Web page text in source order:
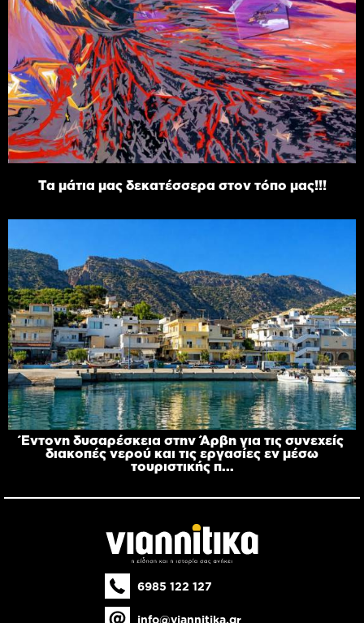
Τα μάτια μας δεκατέσσερα στον τόπο μας!!!
Έντονη δυσαρέσκεια στην Άρβη για τις συνεχείς
διακοπές νερού και τις εργασίες εν μέσω
τουριστικής π...
6985 122 127
info@viannitika.gr